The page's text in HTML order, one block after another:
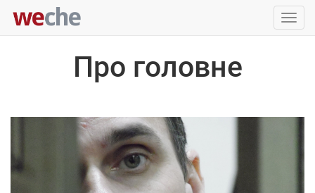
Про головне